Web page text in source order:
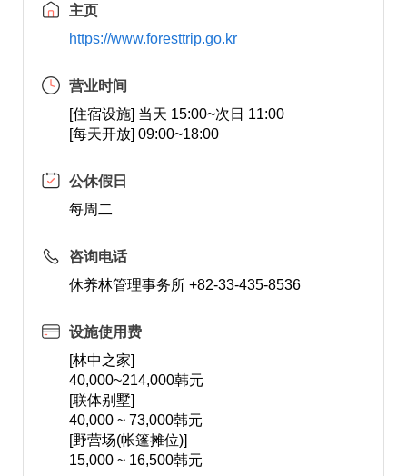
主页
https://www.foresttrip.go.kr
营业时间
[住宿设施] 当天 15:00~次日 11:00
[每天开放] 09:00~18:00
公休假日
每周二
咨询电话
休养林管理事务所 +82-33-435-8536
设施使用费
[林中之家]
40,000~214,000韩元
[联体别墅]
40,000 ~ 73,000韩元
[野营场(帐篷摊位)]
15,000 ~ 16,500韩元